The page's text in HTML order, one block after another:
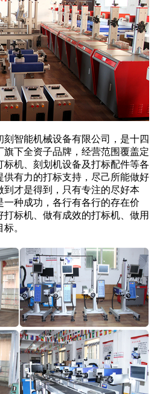
刻智能机械设备有限公司，是十四
下全资子品牌，经营范围覆盖定
机、刻划机设备及打标配件等各
有力的打标支持，尽己所能做好
才是得到，只有专注的尽好本
种成功，各行有各行的存在价
标机、做有成效的打标机、做用
。